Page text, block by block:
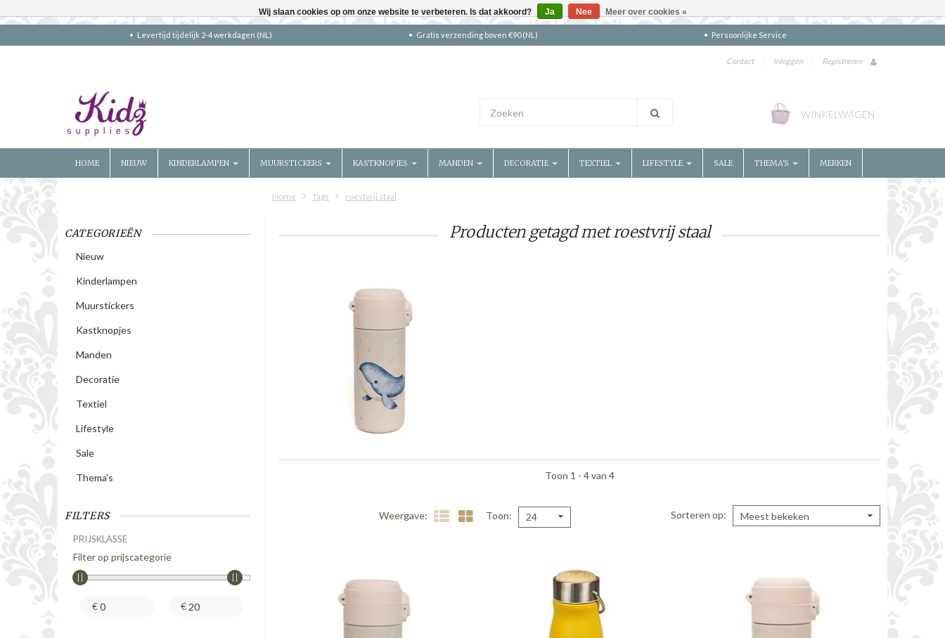
Levertijd tijdelijk 2-4 werkdagen (NL) Gratis verzending boven €90 (NL) Persoonlijke Service
Contact | Inloggen | Registreren
WINKELWAGEN
HOME NIEUW KINDERLAMPEN MUURSTICKERS KASTKNOPJES MANDEN DECORATIE TEXTIEL LIFESTYLE SALE THEMA'S MERKEN
Home Tags roestvrij staal
CATEGORIEËN
Nieuw
Kinderlampen
Muurstickers
Kastknopjes
Manden
Decoratie
Textiel
Lifestyle
Sale
Thema's
FILTERS
PRIJSKLASSE
Filter op prijscategorie
€ €
Producten getagd met roestvrij staal
Toon 1 - 4 van 4
Weergave Toon 24 Sorteren op Meest bekeken
Wij slaan cookies op om onze website te verbeteren. Is dat akkoord? Ja Nee Meer over cookies »